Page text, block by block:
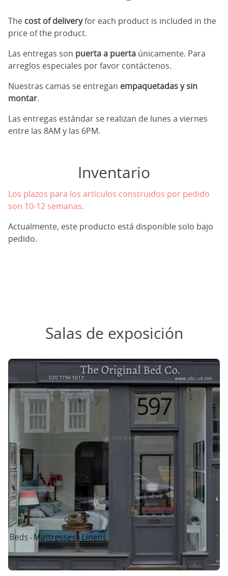
The cost of deliveryfor each product is included in the
price of the product.
Las entregas son puerta a puerta únicamente. Para
arreglos especiales por favor contáctenos.
Nuestras camas se entregan empaquetadas y sin
montar.
Las entregas estándar se realizan de lunes a viernes
entre las 8AM y las 6PM.
Inventario
Los plazos para los artículos construidos por pedido
son 10-12 semanas.
Actualmente, este producto está disponible solo bajo
pedido.
Salas de exposición